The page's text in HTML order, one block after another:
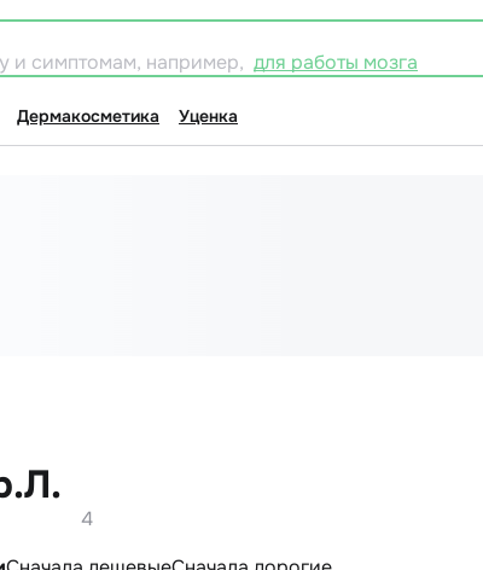
и симптомам, например, для работы мозга
Дермакосметика Уценка
4